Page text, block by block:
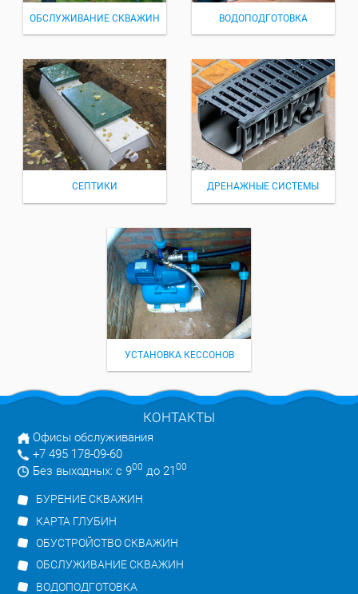
ОБСЛУЖИВАНИЕ СКВАЖИН ВОДОПОДГОТОВКА
СЕПТИКИ ДРЕНАЖНЫЕ СИСТЕМЫ
УСТАНОВКА КЕССОНОВ
КОНТАКТЫ
Офисы обслуживания
+7 495 178-09-60
Без выходных: с 900 до 21 00
БУРЕНИЕ СКВАЖИН
КАРТА ГЛУБИН
ОБУСТРОЙСТВО СКВАЖИН
ОБСЛУЖИВАНИЕ СКВАЖИН
ВОДОПОДГОТОВКА